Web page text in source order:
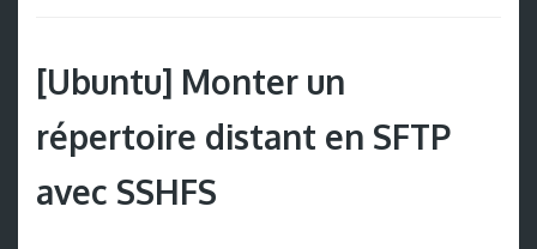
[Ubuntu] Monter un
répertoire distant en SFTP
avec SSHFS